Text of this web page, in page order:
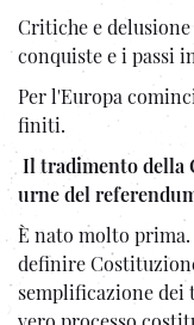
Critiche e
conquiste e i passi
Per l'Europa
finiti.
Il tradimento della
urne del
È nato molto
definire
semplificazione dei